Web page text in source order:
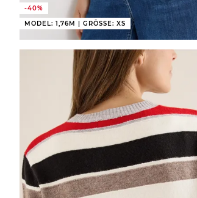
-40%
MODEL: 1,76M | GRÖSSE: XS